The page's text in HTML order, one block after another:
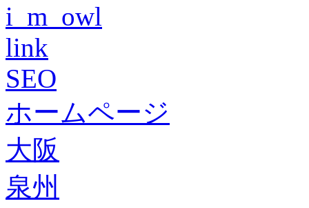
i_m_owl
link
SEO
ホームページ
大阪
泉州